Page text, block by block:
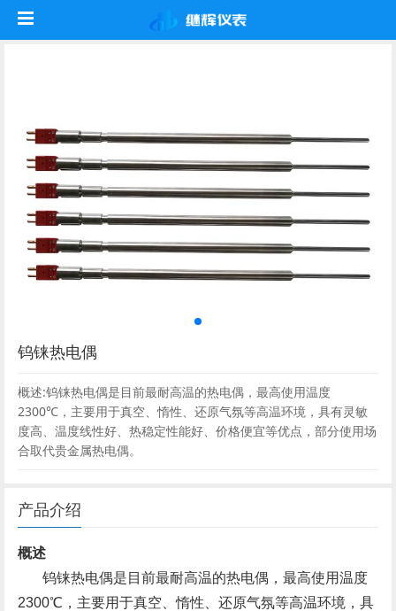
钨铼热电偶
概述:钨铼热电偶是目前最耐高温的热电偶，最高使用温度
2300℃，主要用于真空、惰性、还原气氛等高温环境，具有灵敏
度高、温度线性好、热稳定性能好、价格便宜等优点，部分使用场
合取代贵金属热电偶。
产品介绍
概述
钨铼热电偶是目前最耐高温的热电偶，最高使用温度
2300℃，主要用于真空、惰性、还原气氛等高温环境，具